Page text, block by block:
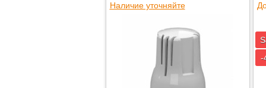
Наличие уточняйте
-